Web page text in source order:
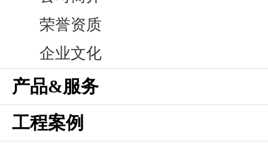
荣誉资质
企业文化
产品&服务
工程案例